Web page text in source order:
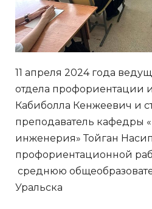
11 апреля 2024 года
отдела профориентации
Кабиболла Кенжеевич и
преподаватель кафедры
инженерия» Тойган
профориентационной
среднюю
Уральска